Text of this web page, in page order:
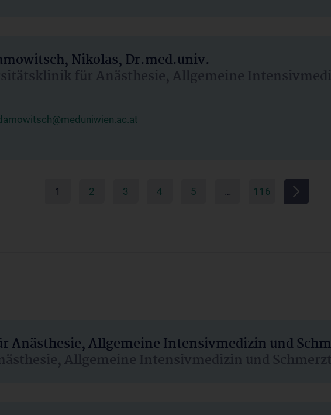
Nikolas, Dr.med.univ.
für Anästhesie, Allgemeine
1 2 3 4 5 … 116
Allgemeine Intensivmedizin und
Allgemeine Intensivmedizin und